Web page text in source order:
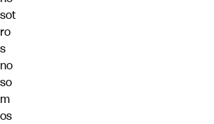
sot
ro
s
no
so
m
os